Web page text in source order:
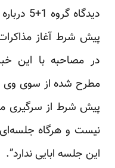
دیدگاه
پیش شرط آغاز
در مصاحبه با این
مطرح شده از سوی وی
پیش شرط از سرگیری
نیست و هرگاه
این جلسه ابایی ندارد”.